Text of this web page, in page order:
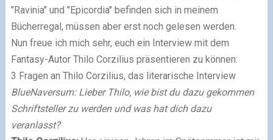
"Ravinia" und "Epicordia" befinden sich in meinem
Bücherregal, müssen aber erst noch gelesen werden.
Nun freue ich mich sehr, euch ein Interview mit dem
Fantasy-Autor Thilo Corzilius präsentieren zu können:
3 Fragen an Thilo Corzilius, das literarische Interview
BlueNaversum: Lieber Thilo, wie bist du dazu gekommen
Schriftsteller zu werden und was hat dich dazu
veranlasst?